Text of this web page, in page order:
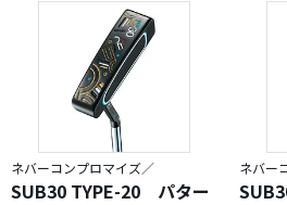
ネバーコンプロマイズ／
SUB30 TYPE-20 パター
ネバー